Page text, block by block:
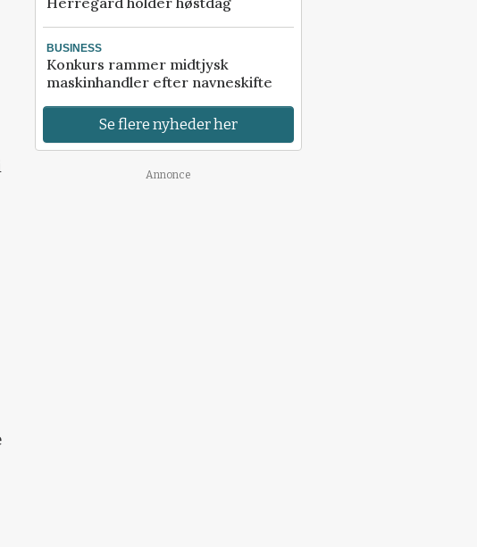
BUSINESS
Konkurs rammer midtjysk
maskinhandler efter navneskifte
Se flere nyheder her
Annonce